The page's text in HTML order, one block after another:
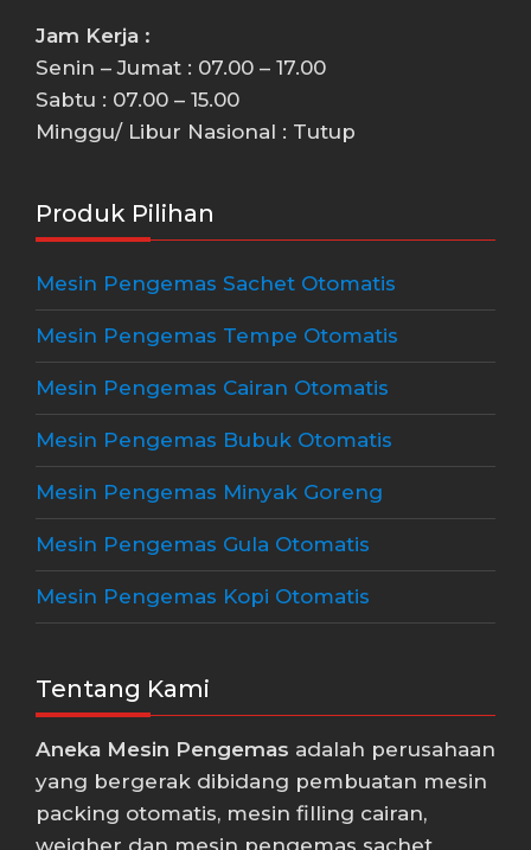
Jam Kerja :
Senin – Jumat : 07.00 – 17.00
Sabtu : 07.00 – 15.00
Minggu/ Libur Nasional : Tutup
Produk Pilihan
Mesin Pengemas Sachet Otomatis
Mesin Pengemas Tempe Otomatis
Mesin Pengemas Cairan Otomatis
Mesin Pengemas Bubuk Otomatis
Mesin Pengemas Minyak Goreng
Mesin Pengemas Gula Otomatis
Mesin Pengemas Kopi Otomatis
Tentang Kami
Aneka Mesin Pengemas adalah perusahaan
yang bergerak dibidang pembuatan mesin
packing otomatis, mesin filling cairan,